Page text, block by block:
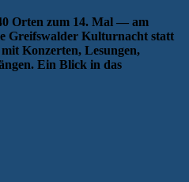
Orten zum 14. Mal — am
Greifswalder Kulturnacht statt
Konzerten, Lesungen,
Ein Blick in das